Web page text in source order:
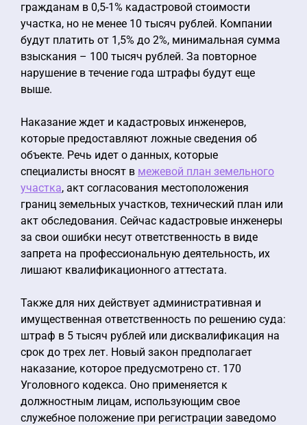
гражданам в 0,5-1% кадастровой стоимости
участка, но не менее 10 тысяч рублей. Компании
будут платить от 1,5% до 2%, минимальная сумма
взыскания – 100 тысяч рублей. За повторное
нарушение в течение года штрафы будут еще
выше.
Наказание ждет и кадастровых инженеров,
которые предоставляют ложные сведения об
объекте. Речь идет о данных, которые
специалисты вносят в межевой план земельного
участка, акт согласования местоположения
границ земельных участков, технический план или
акт обследования. Сейчас кадастровые инженеры
за свои ошибки несут ответственность в виде
запрета на профессиональную деятельность, их
лишают квалификационного аттестата.
Также для них действует административная и
имущественная ответственность по решению суда:
штраф в 5 тысяч рублей или дисквалификация на
срок до трех лет. Новый закон предполагает
наказание, которое предусмотрено ст. 170
Уголовного кодекса. Оно применяется к
должностным лицам, использующим свое
служебное положение при регистрации заведомо